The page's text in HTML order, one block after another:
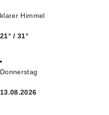
klarer Himmel
21° / 31°
Donnerstag
13.08.2026